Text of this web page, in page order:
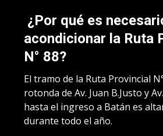
¿Por qué es
acondicionar la Ruta
N° 88?
El tramo de la Ruta Provincial
rotonda de Av. Juan B.Justo y
hasta el ingreso a Batán es
durante todo el año.